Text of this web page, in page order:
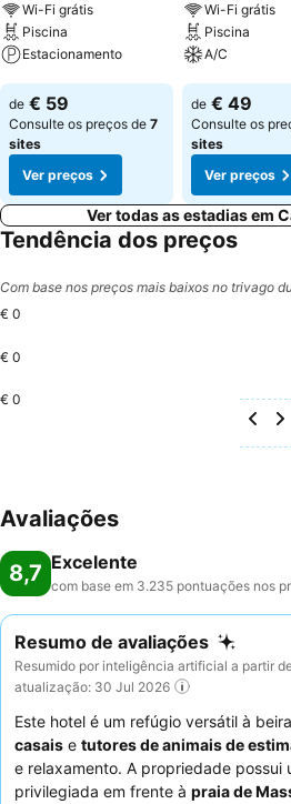
Wi-Fi grátis
Piscina
Estacionamento
Ver preços
de € 59
Consulte os preços de 7
sites
Ver preços
Wi-Fi grátis
Piscina
A/C
Ver preços
de € 49
Consulte os
sites
Ver preços
Ver todas as estadias em
Tendência dos preços
Com base nos preços mais baixos no trivago
€ 0
€ 0
€ 0
Avaliações
8,7 Excelente
com base em 3.235 pontuações nos
Resumo de avaliações
Resumido por inteligência artificial a partir
atualização: 30 Jul 2026
Este hotel é um refúgio versátil à
casais e tutores de animais de
e relaxamento. A propriedade possui
privilegiada em frente à praia de